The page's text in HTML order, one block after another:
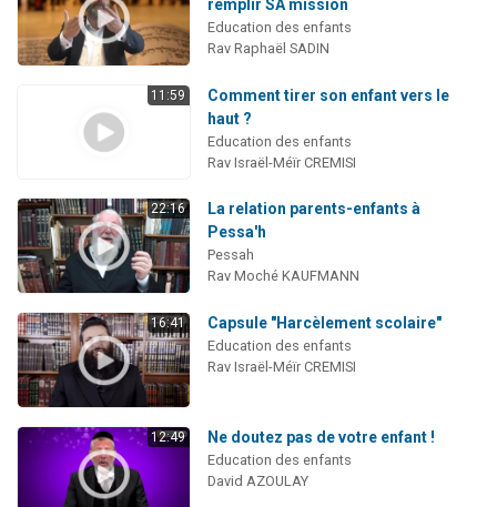
remplir SA mission
Education des enfants
Rav Raphaël SADIN
11:59
Comment tirer son enfant vers le
haut ?
Education des enfants
Rav Israël-Méïr CREMISI
22:16
La relation parents-enfants à
Pessa'h
Pessah
Rav Moché KAUFMANN
16:41 Capsule "Harcèlement scolaire"
Education des enfants
Rav Israël-Méïr CREMISI
12:49 Ne doutez pas de votre enfant !
Education des enfants
David AZOULAY